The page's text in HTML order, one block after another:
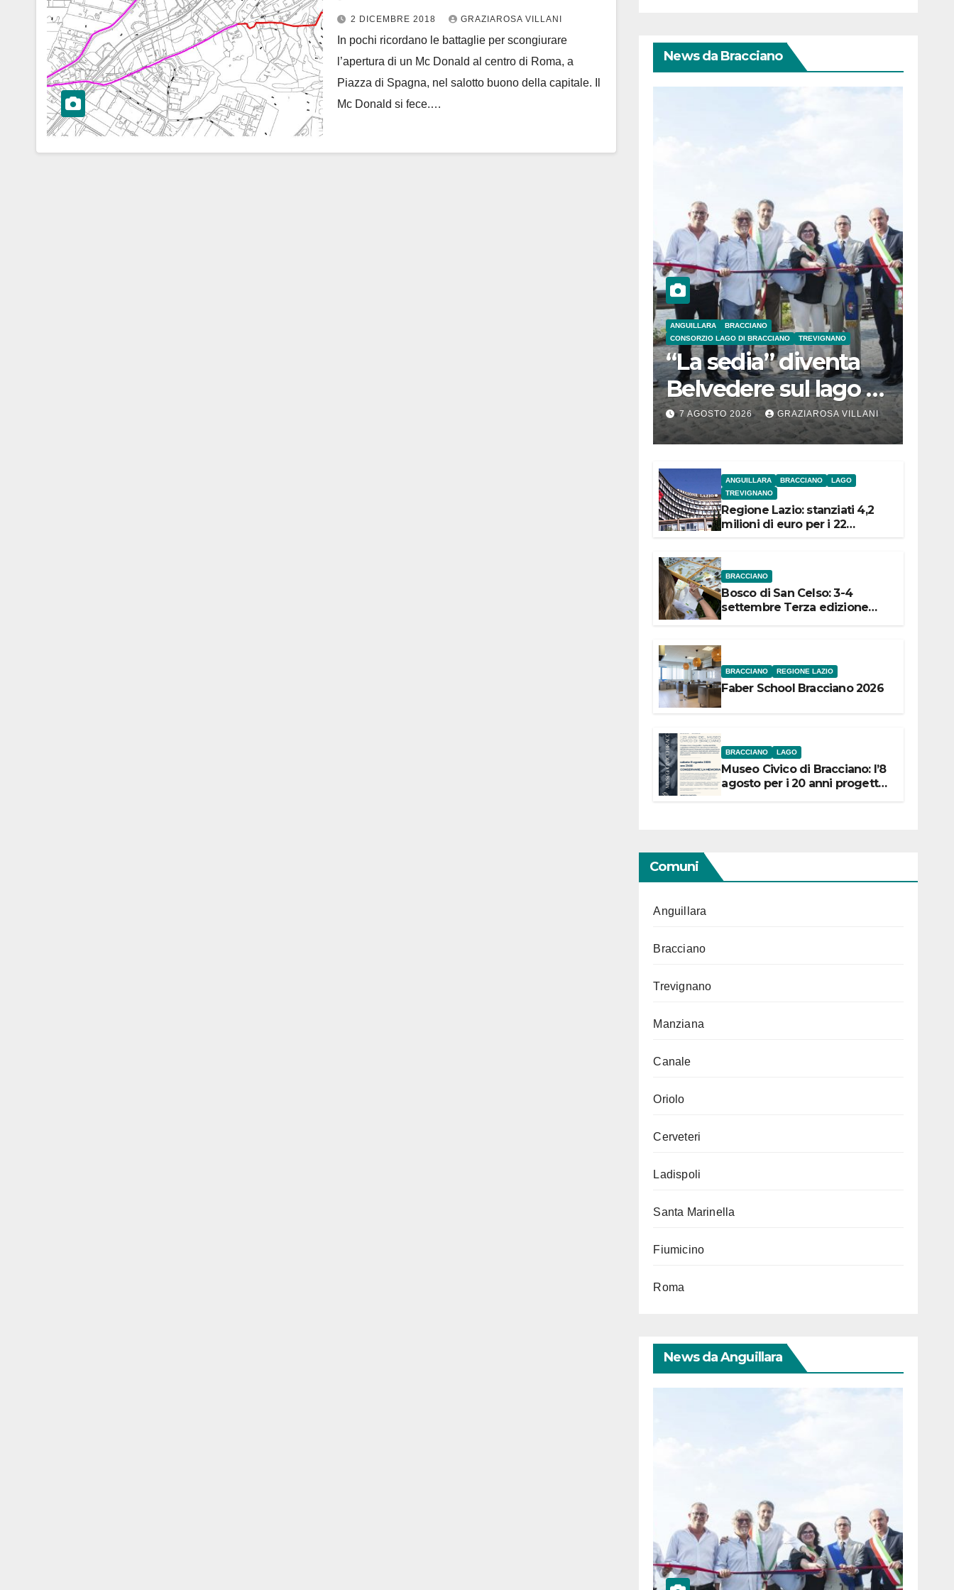
2 DICEMBRE 2018 GRAZIAROSA VILLANI
In pochi ricordano le battaglie per scongiurare
l’apertura di un Mc Donald al centro di Roma, a
Piazza di Spagna, nel salotto buono della capitale. Il
Mc Donald si fece.…
News da Bracciano
ANGUILLARA
BRACCIANO
CONSORZIO LAGO DI BRACCIANO
TREVIGNANO
“La sedia” diventa
Belvedere sul lago di
Bracciano: ieri
l’inaugurazione
7 AGOSTO 2026 GRAZIAROSA VILLANI
ANGUILLARA BRACCIANO
LAGO
TREVIGNANO
Regione Lazio: stanziati 4,2
milioni di euro per i 22
BRACCIANO
Bosco di San Celso: 3-4
settembre Terza edizione
BRACCIANO REGIONE LAZIO
Faber School Bracciano 2026
BRACCIANO LAGO
Museo Civico di Bracciano: l’8
agosto per i 20 anni progetto
Comuni
Anguillara
Bracciano
Trevignano
Manziana
Canale
Oriolo
Cerveteri
Ladispoli
Santa Marinella
Fiumicino
Roma
News da Anguillara